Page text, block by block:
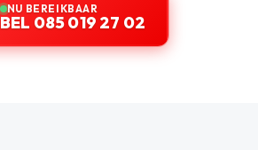
NU BEREIKBAAR
BEL 085 019 27 02